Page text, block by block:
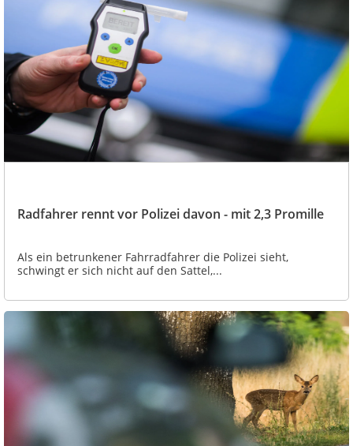
Radfahrer rennt vor Polizei davon - mit 2,3 Promille
Als ein betrunkener Fahrradfahrer die Polizei sieht,
schwingt er sich nicht auf den Sattel,...